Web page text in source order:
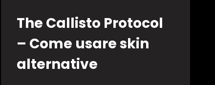
The Callisto Protocol
– Come usare skin
alternative